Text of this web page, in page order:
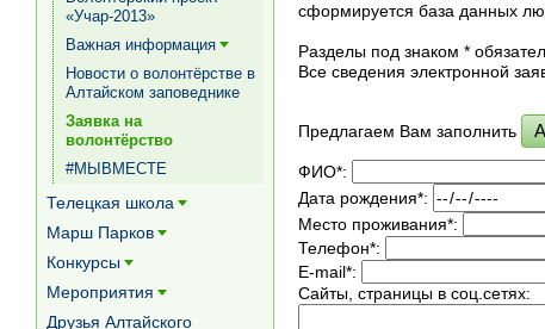
сформируется база данных
Разделы под знаком *
Все сведения электронной
Предлагаем Вам заполнить
ФИО*:
Дата рождения*:
Место проживания*:
Телефон*:
E-mail*:
Сайты, страницы в соц.сетях:
«Учар-2013»
Важная информация
Новости о волонтёрстве в
Алтайском заповеднике
Заявка на
волонтёрство
#МЫВМЕСТЕ
Телецкая школа
Марш Парков
Конкурсы
Мероприятия
Друзья Алтайского